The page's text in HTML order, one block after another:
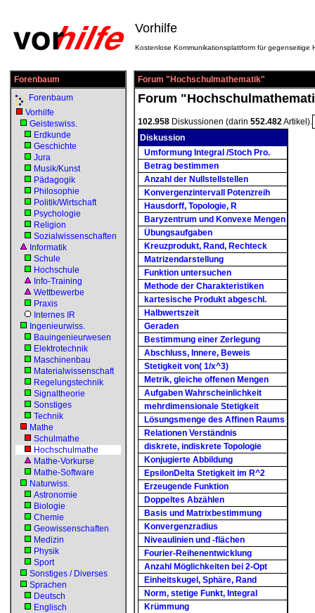
Vorhilfe
Kostenlose Kommunikationsplattform für gegenseitige
Forenbaum
Forenbaum
Vorhilfe
Geisteswiss.
Erdkunde
Geschichte
Jura
Musik/Kunst
Pädagogik
Philosophie
Politik/Wirtschaft
Psychologie
Religion
Sozialwissenschaften
Informatik
Schule
Hochschule
Info-Training
Wettbewerbe
Praxis
Internes IR
Ingenieurwiss.
Bauingenieurwesen
Elektrotechnik
Maschinenbau
Materialwissenschaft
Regelungstechnik
Signaltheorie
Sonstiges
Technik
Mathe
Schulmathe
Hochschulmathe
Mathe-Vorkurse
Mathe-Software
Naturwiss.
Astronomie
Biologie
Chemie
Geowissenschaften
Medizin
Physik
Sport
Sonstiges / Diverses
Sprachen
Deutsch
Englisch
Forum "Hochschulmathematik"
Forum
102.958 Diskussionen (darin 552.482Artikel).
Diskussion
Umformung Integral /Stoch Pro.
Betrag bestimmen
Anzahl der Nullstellstellen
Konvergenzintervall Potenzreih
Hausdorff, Topologie, R
Baryzentrum und Konvexe Mengen
Übungsaufgaben
Kreuzprodukt, Rand, Rechteck
Matrizendarstellung
Funktion untersuchen
Methode der Charakteristiken
kartesische Produkt abgeschl.
Halbwertszeit
Geraden
Bestimmung einer Zerlegung
Abschluss, Innere, Beweis
Stetigkeit von( 1/x^3)
Metrik, gleiche offenen Mengen
Aufgaben Wahrscheinlichkeit
mehrdimensionale Stetigkeit
Lösungsmenge des Affinen Raums
Relationen Verständnis
diskrete, indiskrete Topologie
Konjugierte Abbildung
EpsilonDelta Stetigkeit im R^2
Erzeugende Funktion
Doppeltes Abzählen
Basis und Matrixbestimmung
Konvergenzradius
Niveaulinien und -flächen
Fourier-Reihenentwicklung
Anzahl Möglichkeiten bei 2-Opt
Einheitskugel, Sphäre, Rand
Norm, stetige Funkt, Integral
Krümmung